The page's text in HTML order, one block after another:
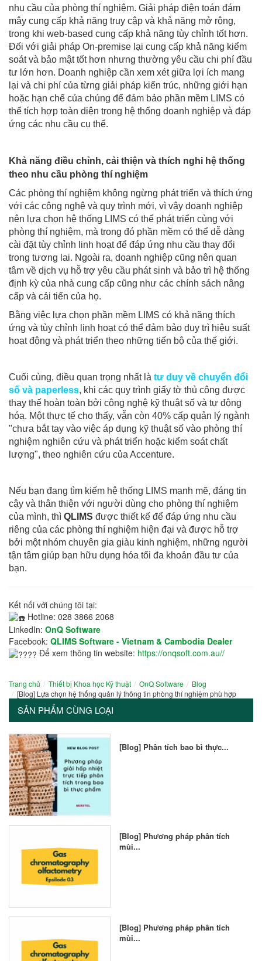
nhu cầu của phòng thí nghiệm. Giải pháp điện toán đám
mây cung cấp khả năng truy cập và khả năng mở rộng,
trong khi web-based cung cấp khả năng tùy chỉnh tốt hơn.
Đối với giải pháp On-premise lại cung cấp khả năng kiểm
soát và bảo mật tốt hơn nhưng thường yêu cầu chi phí đầu
tư lớn hơn. Doanh nghiệp cần xem xét giữa lợi ích mang
lại và chi phí của từng giải pháp kiến trúc, những giới hạn
hoặc hạn chế của chúng để đảm bảo phần mềm LIMS có
thể tích hợp toàn diện trong hệ thống doanh nghiệp và đáp
ứng các nhu cầu cụ thể.
Khả năng điều chỉnh, cải thiện và thích nghi hệ thống
theo nhu cầu phòng thí nghiệm
Các phòng thí nghiệm không ngừng phát triển và thích ứng
với các công nghệ và quy trình mới, vì vậy doanh nghiệp
nên lựa chọn hệ thống LIMS có thể phát triển cùng với
phòng thí nghiệm, mà trong đó phần mềm có thể dễ dàng
cài đặt tùy chỉnh linh hoạt để đáp ứng nhu cầu thay đổi
trong tương lai. Ngoài ra, doanh nghiệp cũng nên quan
tâm về dịch vụ hỗ trợ yêu cầu phát sinh và bảo trì hệ thống
định kỳ của nhà cung cấp cũng như các chính sách nâng
cấp và cải tiến của họ.
Bằng việc lựa chọn phần mềm LIMS có khả năng thích
ứng và tùy chỉnh linh hoạt có thể đảm bảo duy trì hiệu suất
hoạt động và phát triển theo những tiến bộ của thế giới.
Cuối cùng, điều quan trọng nhất là tư duy về chuyển đổi
số và paperless, khi các quy trình giấy tờ thủ công được
thay thế hoàn toàn bởi công nghệ kỹ thuật số và tự động
hóa. Một thực tế cho thấy, vẫn còn 40% cấp quản lý ngành
"chưa bắt tay vào việc áp dụng kỹ thuật số vào phòng thí
nghiệm nghiên cứu và phát triển hoặc kiểm soát chất
lượng", theo nghiên cứu của Accenture.
Nếu bạn đang tìm kiếm hệ thống LIMS mạnh mẽ, đáng tin
cậy và thân thiện với người dùng cho phòng thí nghiệm
của mình, thì QLIMS được thiết kế để đáp ứng nhu cầu
riêng của các phòng thí nghiệm hiện đại và được hỗ trợ
bởi một nhóm chuyên gia giàu kinh nghiệm, những người
tận tâm giúp bạn hữu dụng hóa tối đa khoản đầu tư của
bạn.
Kết nối với chúng tôi tại:
Hotline: 028 3866 2068
LinkedIn: OnQ Software
Facebook: QLIMS Software - Vietnam & Cambodia Dealer
Để xem thông tin website: https://onqsoft.com.au//
Trang chủ Thiết bị Khoa học Kỹ thuật OnQ Software
Blog
[Blog] Lựa chọn hệ thống quản lý thông tin phòng thí nghiệm phù hợp
SẢN PHẨM CÙNG LOẠI
[Blog] Phân tích bao bì thực...
[Blog] Phương pháp phân tích
mùi...
[Blog] Phương pháp phân tích
mùi...